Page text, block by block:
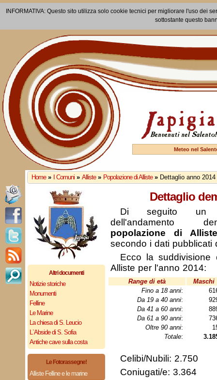
INFORMATIVA: Questo sito utilizza solo cookie tecnici per migliorare l'uso dei
sottostante questo
Meteo nel
Home » I Comuni » Alliste » Popolazione di Alliste » Dettaglio anno 2014
Altri documenti
Notizie storiche
Monumenti
Felline
Le Marine
La chiesa di S. Leucio
L`Abside di S. Sofia
Antiche cave sulla costa
Le Fotorassegne!
Alliste Felline e le marine
Dettaglio
Di seguito un
dell'andamento
popolazione di
secondo i dati pubblicati
Ecco la suddivisione
Alliste per l'anno 2014:
Range di età
Maschi
Fino a 18 anni:
Da 19 a 40 anni:
Da 41 a 60 anni:
Da 61 a 90 anni:
Oltre 90 anni:
Totale:
Celibi/Nubili: 2.750
Coniugati/e: 3.364